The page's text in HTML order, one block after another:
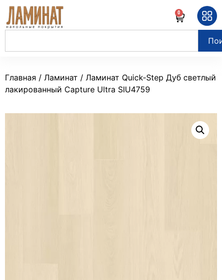
0
Главная / Ламинат / Ламинат Quick-Step Дуб светлый
лакированный Capture Ultra SIU4759